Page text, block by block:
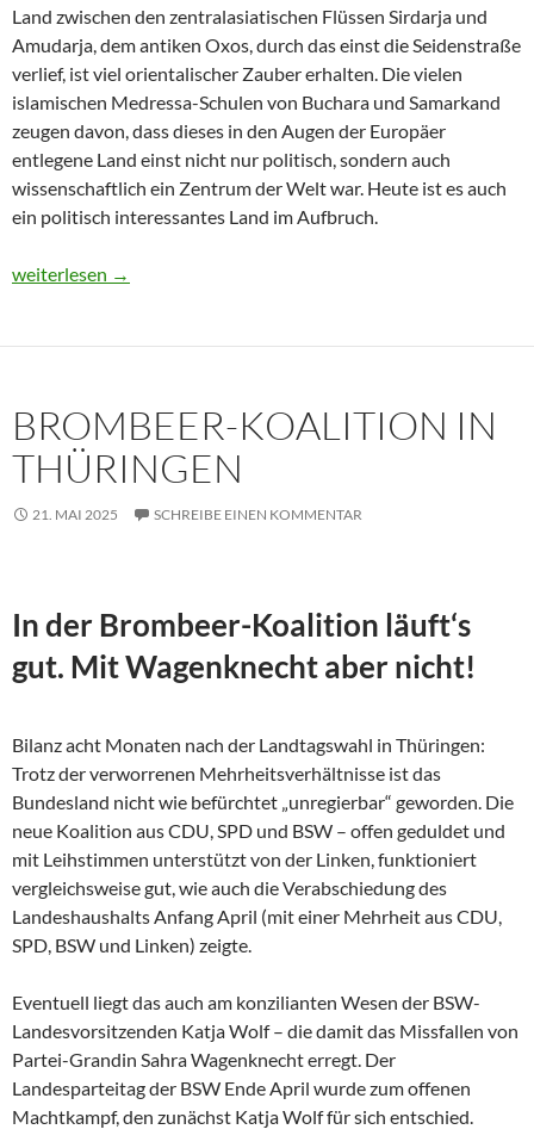
Land zwischen den zentralasiatischen Flüssen Sirdarja und
Amudarja, dem antiken Oxos, durch das einst die Seidenstraße
verlief, ist viel orientalischer Zauber erhalten. Die vielen
islamischen Medressa-Schulen von Buchara und Samarkand
zeugen davon, dass dieses in den Augen der Europäer
entlegene Land einst nicht nur politisch, sondern auch
wissenschaftlich ein Zentrum der Welt war. Heute ist es auch
ein politisch interessantes Land im Aufbruch.
Usbekistan 2025: Unterwegs in einem Land im Aufbruch
weiterlesen →
BROMBEER-KOALITION IN
THÜRINGEN
21. MAI 2025 SCHREIBE EINEN KOMMENTAR
In der Brombeer-Koalition läuft‘s
gut. Mit Wagenknecht aber nicht!
Bilanz acht Monaten nach der Landtagswahl in Thüringen:
Trotz der verworrenen Mehrheitsverhältnisse ist das
Bundesland nicht wie befürchtet „unregierbar“ geworden. Die
neue Koalition aus CDU, SPD und BSW – offen geduldet und
mit Leihstimmen unterstützt von der Linken, funktioniert
vergleichsweise gut, wie auch die Verabschiedung des
Landeshaushalts Anfang April (mit einer Mehrheit aus CDU,
SPD, BSW und Linken) zeigte.
Eventuell liegt das auch am konzilianten Wesen der BSW-
Landesvorsitzenden Katja Wolf – die damit das Missfallen von
Partei-Grandin Sahra Wagenknecht erregt. Der
Landesparteitag der BSW Ende April wurde zum offenen
Machtkampf, den zunächst Katja Wolf für sich entschied.